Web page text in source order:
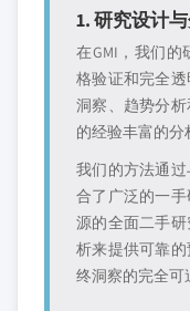
1. 研究设计
在GMI，我们
格验证和完全
洞察、趋势分
的经验丰富的分
我们的方法通
合了广泛的一
源的全面二手
析来提供可靠
终洞察的完全可